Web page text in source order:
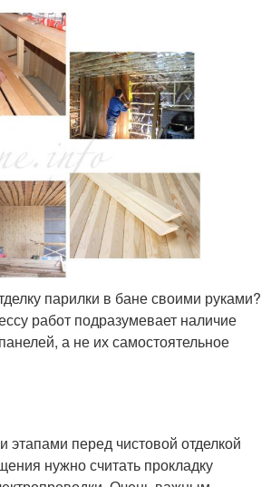
парилки в бане своими руками?
работ подразумевает наличие
а не их самостоятельное
перед чистовой отделкой
нужно считать прокладку